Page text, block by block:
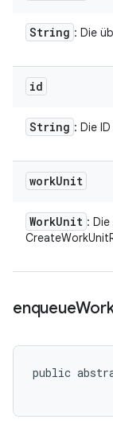
String : Die
id
String : Die
workUnit
WorkUnit :
enqueue
public